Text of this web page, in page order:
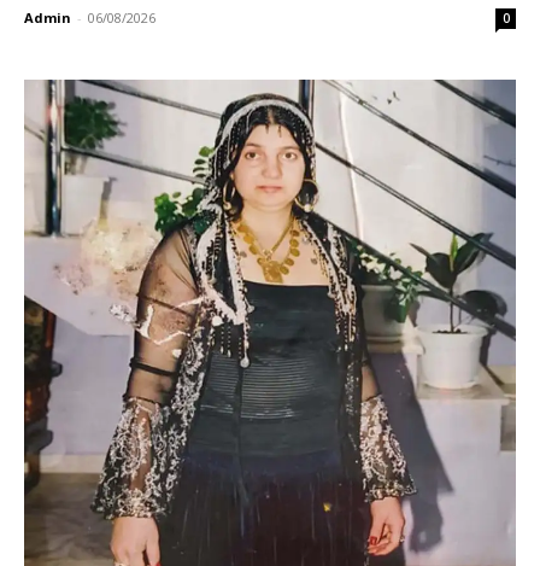
Admin - 06/08/2026 0